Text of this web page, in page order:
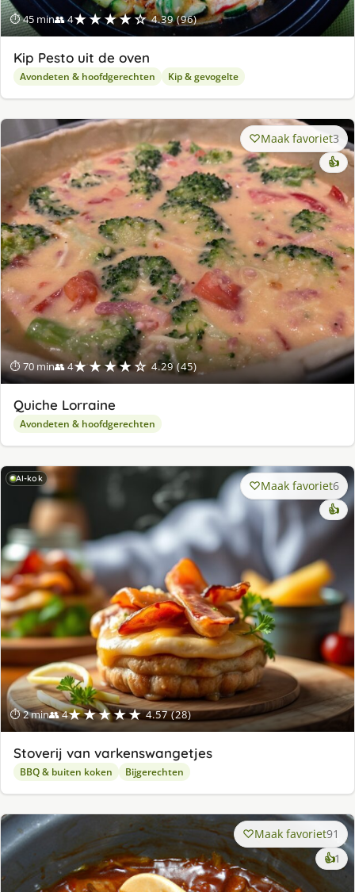
⏱ 45 min👥 4★★★★☆ 4.39 (96)
Kip Pesto uit de oven
Avondeten & hoofdgerechten Kip & gevogelte
⏱ 70 min👥 4★★★★☆ 4.29 (45)
Maak favoriet3
👍
Quiche Lorraine
Avondeten & hoofdgerechten
AI-kok
⏱ 2 min👥 4★★★★★ 4.57 (28)
Maak favoriet6
👍
Stoverij van varkenswangetjes
BBQ & buiten koken Bijgerechten
Maak favoriet91
👍1